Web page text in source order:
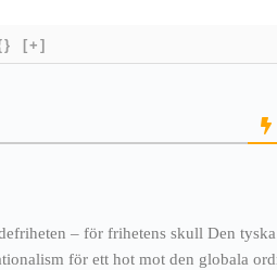
[+]
– för frihetens skull Den
för ett hot mot den globala